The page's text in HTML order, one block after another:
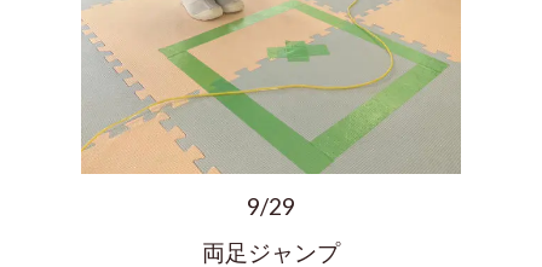
9/29
両足ジャンプ